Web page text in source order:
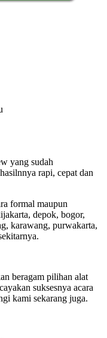
yang sudah
rapi, cepat dan
formal maupun
depok, bogor,
karawang, purwakarta,
beragam pilihan alat
suksesnya acara
kami sekarang juga.